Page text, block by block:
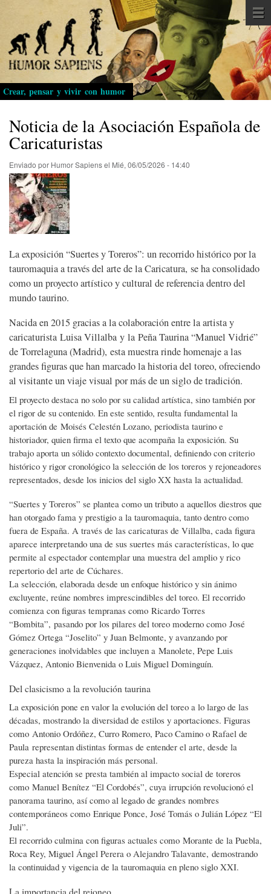
Pasar
al
contenido
principal
Crear, pensar y vivir con humor
Noticia de la Asociación Española de
Caricaturistas
Enviado por Humor Sapiensel Mié, 06/05/2026 - 14:40
La exposición “Suertes y Toreros”: un recorrido histórico por la
tauromaquia a través del arte de la Caricatura, se ha consolidado
como un proyecto artístico y cultural de referencia dentro del
mundo taurino.
Nacida en 2015 gracias a la colaboración entre la artista y
caricaturista Luisa Villalba y la Peña Taurina “Manuel Vidrié”
de Torrelaguna (Madrid), esta muestra rinde homenaje a las
grandes figuras que han marcado la historia del toreo, ofreciendo
al visitante un viaje visual por más de un siglo de tradición.
El proyecto destaca no solo por su calidad artística, sino también por
el rigor de su contenido. En este sentido, resulta fundamental la
aportación de Moisés Celestén Lozano, periodista taurino e
historiador, quien firma el texto que acompaña la exposición. Su
trabajo aporta un sólido contexto documental, definiendo con criterio
histórico y rigor cronológico la selección de los toreros y rejoneadores
representados, desde los inicios del siglo XX hasta la actualidad.
“Suertes y Toreros” se plantea como un tributo a aquellos diestros que
han otorgado fama y prestigio a la tauromaquia, tanto dentro como
fuera de España. A través de las caricaturas de Villalba, cada figura
aparece interpretando una de sus suertes más características, lo que
permite al espectador contemplar una muestra del amplio y rico
repertorio del arte de Cúchares.
La selección, elaborada desde un enfoque histórico y sin ánimo
excluyente, reúne nombres imprescindibles del toreo. El recorrido
comienza con figuras tempranas como Ricardo Torres
“Bombita”, pasando por los pilares del toreo moderno como José
Gómez Ortega “Joselito” y Juan Belmonte, y avanzando por
generaciones inolvidables que incluyen a Manolete, Pepe Luis
Vázquez, Antonio Bienvenida o Luis Miguel Dominguín.
Del clasicismo a la revolución taurina
La exposición pone en valor la evolución del toreo a lo largo de las
décadas, mostrando la diversidad de estilos y aportaciones. Figuras
como Antonio Ordóñez, Curro Romero, Paco Camino o Rafael de
Paula representan distintas formas de entender el arte, desde la
pureza hasta la inspiración más personal.
Especial atención se presta también al impacto social de toreros
como Manuel Benítez “El Cordobés”, cuya irrupción revolucionó el
panorama taurino, así como al legado de grandes nombres
contemporáneos como Enrique Ponce, José Tomás o Julián López “El
Juli”.
El recorrido culmina con figuras actuales como Morante de la Puebla,
Roca Rey, Miguel Ángel Perera o Alejandro Talavante, demostrando
la continuidad y vigencia de la tauromaquia en pleno siglo XXI.
La importancia del rejoneo